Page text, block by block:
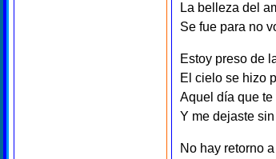
La belleza del
Se fue para no
Estoy preso de
El cielo se hizo
Aquel día que te
Y me dejaste
No hay retorno